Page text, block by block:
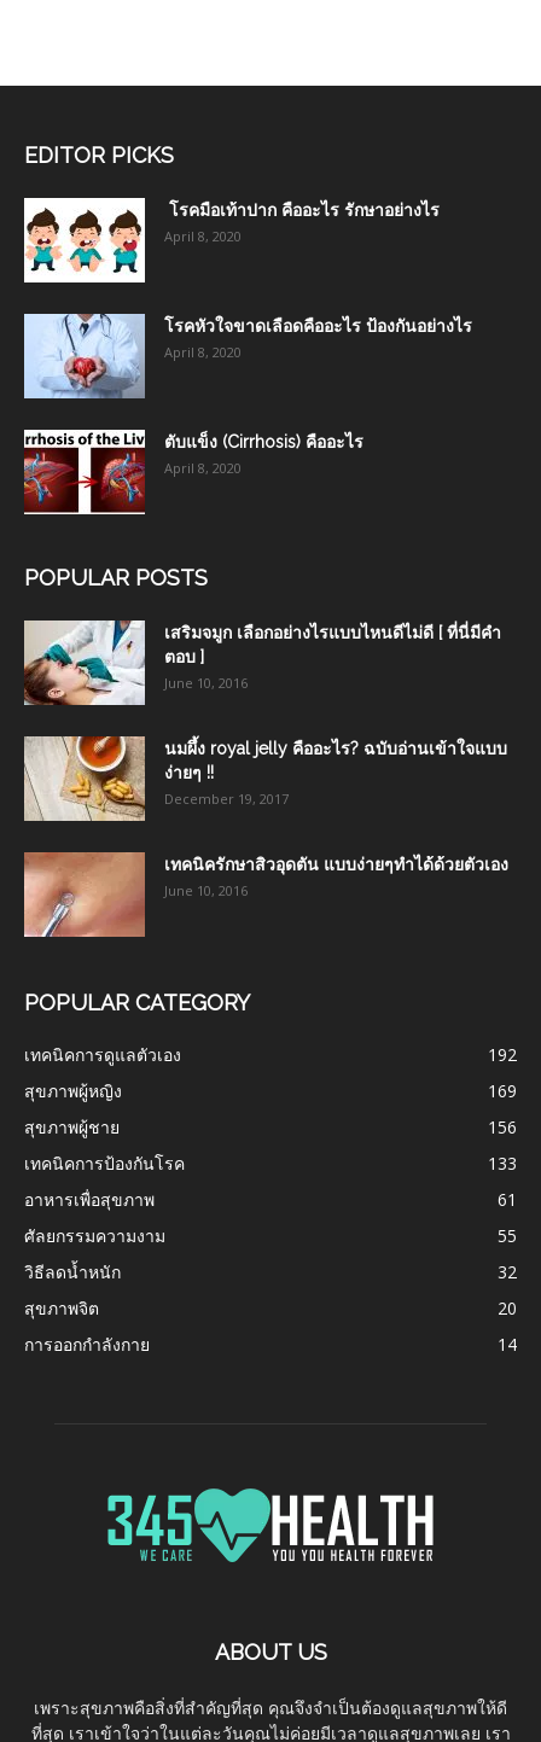
EDITOR PICKS
โรคมือเท้าปาก คืออะไร รักษาอย่างไร
April 8, 2020
โรคหัวใจขาดเลือดคืออะไร ป้องกันอย่างไร
April 8, 2020
ตับแข็ง (Cirrhosis) คืออะไร
April 8, 2020
POPULAR POSTS
เสริมจมูก เลือกอย่างไรแบบไหนดีไม่ดี [ ที่นี่มีคำ
ตอบ ]
June 10, 2016
นมผึ้ง royal jelly คืออะไร? ฉบับอ่านเข้าใจแบบ
ง่ายๆ !!
December 19, 2017
เทคนิครักษาสิวอุดตัน แบบง่ายๆทำได้ด้วยตัวเอง
June 10, 2016
POPULAR CATEGORY
เทคนิคการดูแลตัวเอง
192
สุขภาพผู้หญิง
169
สุขภาพผู้ชาย
156
เทคนิคการป้องกันโรค
133
อาหารเพื่อสุขภาพ
61
ศัลยกรรมความงาม
55
วิธีลดน้ำหนัก
32
สุขภาพจิต
20
การออกกำลังกาย
14
ABOUT US
เพราะสุขภาพคือสิ่งที่สำคัญที่สุด คุณจึงจำเป็นต้องดูแลสุขภาพให้ดี
ที่สุด เราเข้าใจว่าในแต่ละวันคุณไม่ค่อยมีเวลาดูแลสุขภาพเลย เรา